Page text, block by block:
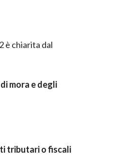
è chiarita dal
mora e degli
tributari o fiscali